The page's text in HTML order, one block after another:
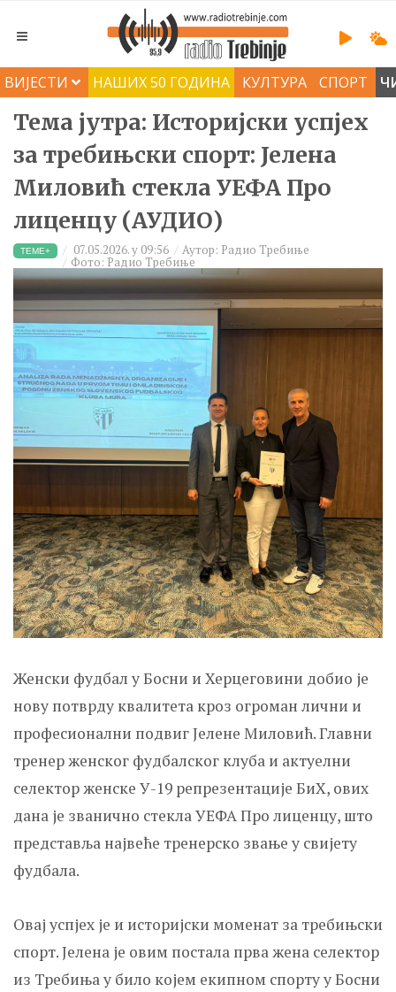
ВИЈЕСТИ НАШИХ 50 ГОДИНА КУЛТУРА СПОРТ
Тема јутра: Историјски успјех
за требињски спорт: Јелена
Миловић стекла УЕФА Про
лиценцу (АУДИО)
ТЕМЕ+ 07.05.2026. у 09:56 Аутор: Радио Tребиње
Фото: Радио Требиње
Женски фудбал у Босни и Херцеговини добио је
нову потврду квалитета кроз огроман лични и
професионални подвиг Јелене Миловић. Главни
тренер женског фудбалског клуба и актуелни
селектор женске У-19 репрезентације БиХ, ових
дана је званично стекла УЕФА Про лиценцу, што
представља највеће тренерско звање у свијету
фудбала.
Овај успјех је и историјски моменат за требињски
спорт. Јелена је овим постала прва жена селектор
из Требиња у било којем екипном спорту у Босни